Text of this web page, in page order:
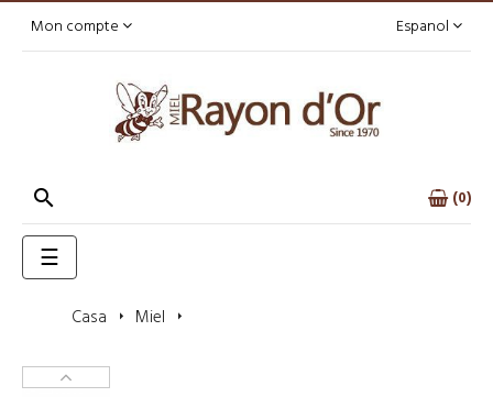
Espanol
Mon compte
 0
Toggle
navigation
☰
Casa Miel